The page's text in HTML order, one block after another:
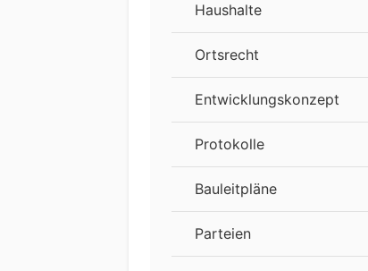
Haushalte
Ortsrecht
Entwicklungskonzept
Protokolle
Bauleitpläne
Parteien